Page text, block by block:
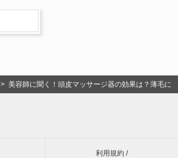
> 美容師に聞く！頭皮マッサージ器の効果は？薄毛に
利用規約 /